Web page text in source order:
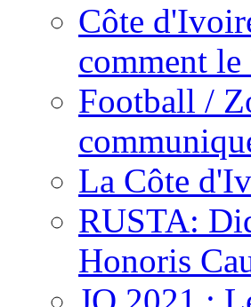
Côte
comment
Football /
La Côte
RUSTA:
Honoris